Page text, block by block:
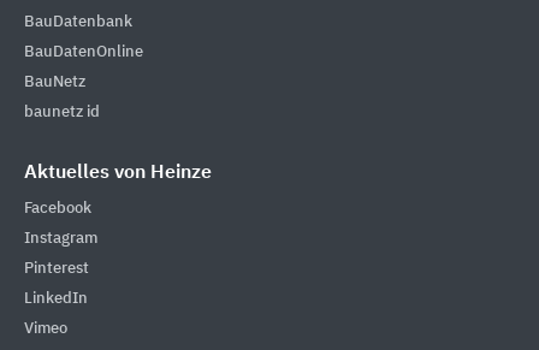
BauDatenbank
BauDatenOnline
BauNetz
baunetz id
Aktuelles von Heinze
Facebook
Instagram
Pinterest
LinkedIn
Vimeo